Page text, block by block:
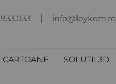
info@leykom.ro
CARTOANE SOLUTII 3D